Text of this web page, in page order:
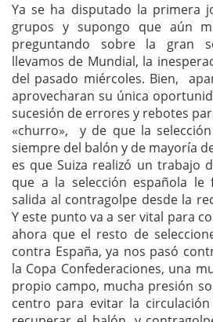
Ya se ha disputado la primera
grupos y supongo que aún
preguntando sobre la gran
llevamos de Mundial, la
del pasado miércoles. Bien,
aprovecharan su única
sucesión de errores y rebotes
«churro», y de que la
siempre del balón y de mayoría
es que Suiza realizó un trabajo
que a la selección española le
salida al contragolpe desde la
Y este punto va a ser vital para
ahora que el resto de
contra España, ya nos pasó
la Copa Confederaciones, una
propio campo, mucha presión
centro para evitar la